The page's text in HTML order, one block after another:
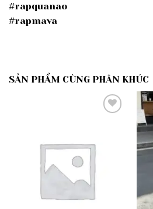
#rapquanao
#rapmava
SẢN PHẨM CÙNG PHÂN KHÚC